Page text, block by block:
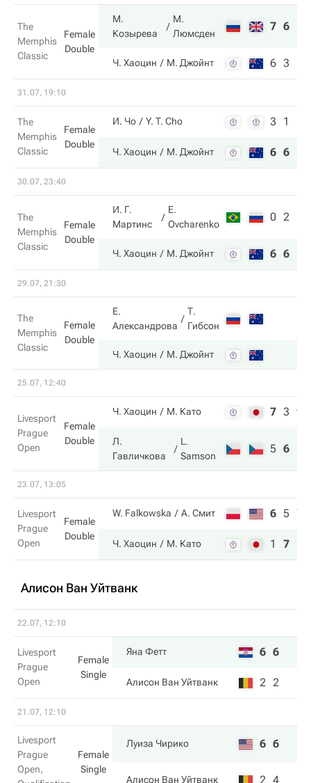
The
Memphis
Classic
Female
Double
М.
Козырева
М.
Люмсден
7 6
Ч. Хаоцин М. Джойнт 6 3
31.07, 19:10
The
Memphis
Classic
Female
Double
И. Чо Y. T. Cho 3 1
Ч. Хаоцин М. Джойнт 6 6
30.07, 23:40
The
Memphis
Classic
Female
Double
И. Г.
Мартинс
E.
Ovcharenko
0 2
Ч. Хаоцин М. Джойнт 6 6
29.07, 21:30
The
Memphis
Classic
Female
Double
Е.
Александрова
Т.
Гибсон
Ч. Хаоцин М. Джойнт
25.07, 12:40
Livesport
Prague
Open
Female
Double
Ч. Хаоцин М. Като 7 3 9
Л.
Гавличкова
L.
Samson
5 6
23.07, 13:05
Livesport
Prague
Open
Female
Double
W. Falkowska А. Смит 6 5 7
Ч. Хаоцин М. Като 1 7
Алисон Ван Уйтванк
22.07, 12:10
Livesport
Prague
Open
Female
Single
Яна Фетт 6 6
Алисон Ван Уйтванк 2 2
21.07, 12:10
Livesport
Prague
Open,
Female
Single
Луиза Чирико 6 6
Алисон Ван Уйтванк 2 4